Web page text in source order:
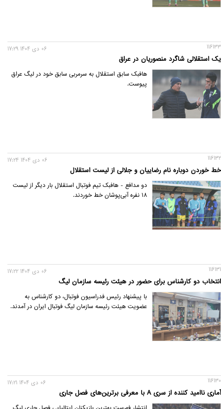
116133
یک استقلالی شاگرد منصوریان در عراق
06 دی 1404 17:29
هافبک سابق استقلال به سرمربی سابق خود در لیگ عراق
پیوست.
116132
خط خوردن دوباره نام رضاییان و جلالی از لیست استقلال
06 دی 1404 17:24
دو مدافع - هافبک تیم فوتبال استقلال بار دیگر از لیست
18 نفره آبی‌پوشان خط خوردند.
116131
انتخاب دو کارشناس برای حضور در هیئت رئیسه سازمان لیگ
06 دی 1404 17:22
با پیشنهاد رئیس فدراسیون فوتبال، دو کارشناس به
عضویت هیئت رئیسه سازمان لیگ فوتبال ایران در آمدند.
116130
آماری ناامید کننده از سری A با معرفی برترین‌های فصل جاری
06 دی 1404 17:21